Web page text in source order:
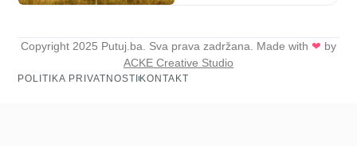
Copyright 2025 Putuj.ba. Sva prava zadržana. Made with ❤ by
ACKE Creative Studio
POLITIKA PRIVATNOSTIKONTAKT